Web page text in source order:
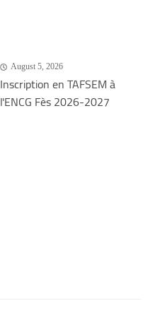
August 5, 2026
Inscription en TAFSEM à
l'ENCG Fès 2026-2027